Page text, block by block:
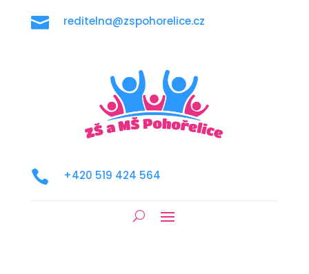
 reditelna@zspohorelice.cz
 +420 519 424 564